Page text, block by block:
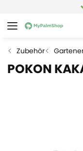
Zubehör
POKON